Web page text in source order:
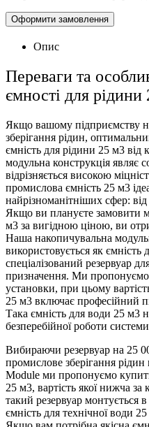
Оформити замовлення
Опис
Переваги та
ємності для рідини
Якщо вашому підприємству
зберігання рідин,
ємність для рідини 25 м3 від
модульна конструкція являє
відрізняється високою
промислова ємність 25 м3
найрізноманітніших сфер: від
Якщо ви плануєте замовити
м3 за вигідною ціною, ви
Наша накопичувальна
використовується як ємність
спеціалізований резервуар
призначення. Ми пропонуємо
установки, при цьому
25 м3 включає професійний
Така ємність для води 25 м3
безперебійної роботи
Вибираючи резервуар на 25
промислове зберігання
Module ми пропонуємо
25 м3, вартість якої нижча
такий резервуар монтується
ємність для технічної води